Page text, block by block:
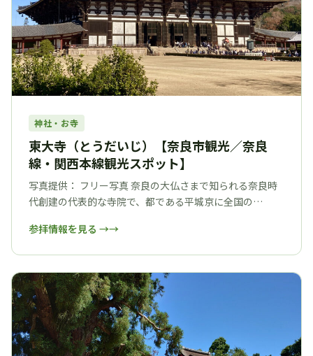
神社・お寺
東大寺（とうだいじ）【奈良市観光／奈良
線・関西本線観光スポット】
写真提供： フリー写真 奈良の大仏さまで知られる奈良時
代創建の代表的な寺院で、都である平城京に全国の…
参拝情報を見る →